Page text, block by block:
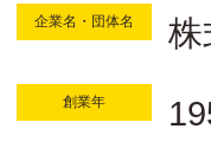
企業名・団体名 株
創業年